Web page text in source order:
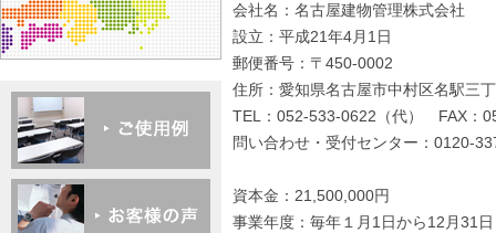
会社名：名古屋建物管理株式会社
設立：平成21年4月1日
郵便番号：〒450-0002
住所：愛知県名古屋市中村区名駅三
TEL：052-533-0622（代） FAX：
問い合わせ・受付センター：0120-
資本金：21,500,000円
事業年度：毎年１月1日から12月31